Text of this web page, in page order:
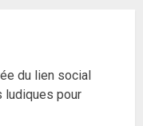
du lien social
ludiques pour